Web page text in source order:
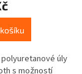
úly
s možností